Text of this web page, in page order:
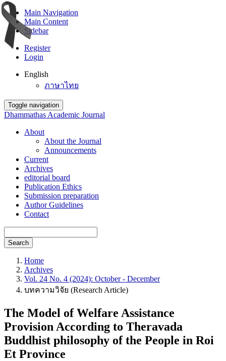
Main Navigation
Main Content
Sidebar
Register
Login
English
ภาษาไทย
Toggle navigation
Dhammathas Academic Journal
About
About the Journal
Announcements
Current
Archives
editorial board
Publication Ethics
Submission preparation
Author Guidelines
Contact
Search
Home
Archives
Vol. 24 No. 4 (2024): October - December
บทความวิจัย (Research Article)
The Model of Welfare Assistance
Provision According to Theravada
Buddhist philosophy of the People in Roi
Et Province